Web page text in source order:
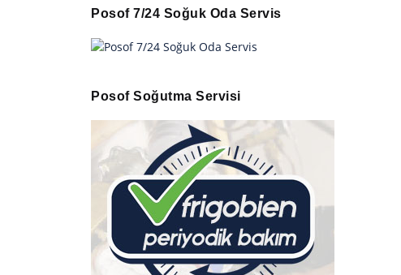
Posof 7/24 Soğuk Oda Servis
Posof Soğutma Servisi